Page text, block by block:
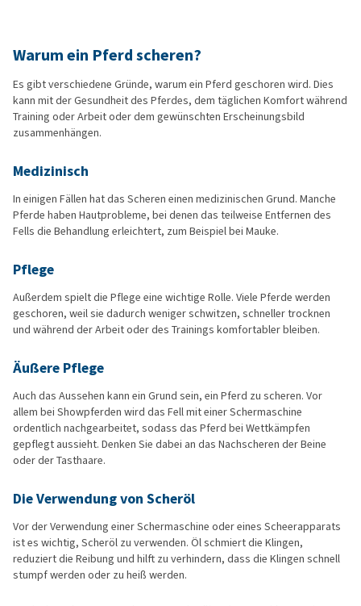
Warum ein Pferd scheren?
Es gibt verschiedene Gründe, warum ein Pferd geschoren wird. Dies
kann mit der Gesundheit des Pferdes, dem täglichen Komfort während
Training oder Arbeit oder dem gewünschten Erscheinungsbild
zusammenhängen.
Medizinisch
In einigen Fällen hat das Scheren einen medizinischen Grund. Manche
Pferde haben Hautprobleme, bei denen das teilweise Entfernen des
Fells die Behandlung erleichtert, zum Beispiel bei Mauke.
Pflege
Außerdem spielt die Pflege eine wichtige Rolle. Viele Pferde werden
geschoren, weil sie dadurch weniger schwitzen, schneller trocknen
und während der Arbeit oder des Trainings komfortabler bleiben.
Äußere Pflege
Auch das Aussehen kann ein Grund sein, ein Pferd zu scheren. Vor
allem bei Showpferden wird das Fell mit einer Schermaschine
ordentlich nachgearbeitet, sodass das Pferd bei Wettkämpfen
gepflegt aussieht. Denken Sie dabei an das Nachscheren der Beine
oder der Tasthaare.
Die Verwendung von Scheröl
Vor der Verwendung einer Schermaschine oder eines Scheerapparats
ist es wichtig, Scheröl zu verwenden. Öl schmiert die Klingen,
reduziert die Reibung und hilft zu verhindern, dass die Klingen schnell
stumpf werden oder zu heiß werden.